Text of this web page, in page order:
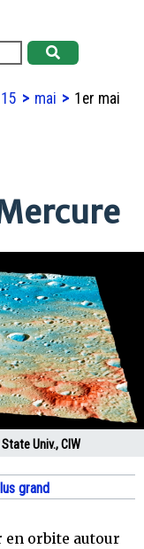
mai
1er mai
Univ., CIW
grand
en orbite autour